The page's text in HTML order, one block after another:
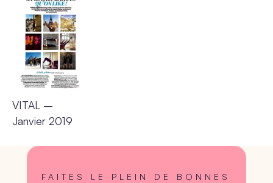
VITAL –
Janvier 2019
FAITES LE PLEIN DE BONNES